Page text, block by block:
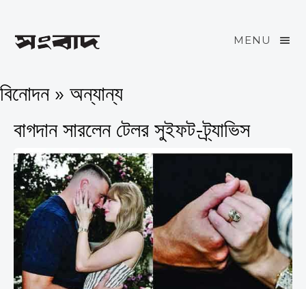
MENU
বিনোদন » অন্যান্য
বাগদান সারলেন টেলর সুইফট-ট্র্যাভিস